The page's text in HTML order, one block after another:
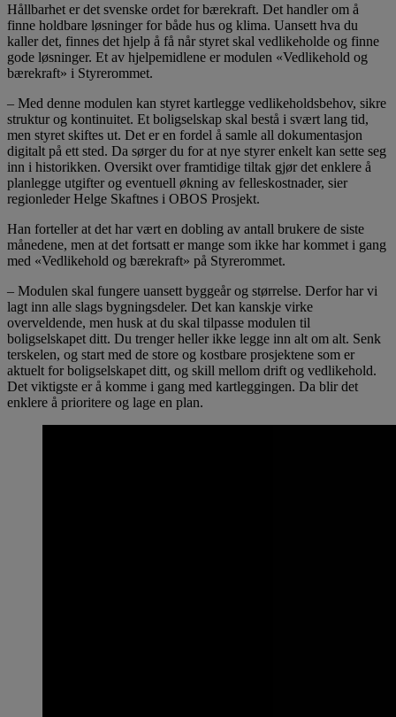
Hållbarhet er det svenske ordet for bærekraft. Det handler om å
finne holdbare løsninger for både hus og klima. Uansett hva du
kaller det, finnes det hjelp å få når styret skal vedlikeholde og finne
gode løsninger. Et av hjelpemidlene er modulen «Vedlikehold og
bærekraft» i Styrerommet.
– Med denne modulen kan styret kartlegge vedlikeholdsbehov, sikre
struktur og kontinuitet. Et boligselskap skal bestå i svært lang tid,
men styret skiftes ut. Det er en fordel å samle all dokumentasjon
digitalt på ett sted. Da sørger du for at nye styrer enkelt kan sette seg
inn i historikken. Oversikt over framtidige tiltak gjør det enklere å
planlegge utgifter og eventuell økning av felleskostnader, sier
regionleder Helge Skaftnes i OBOS Prosjekt.
Han forteller at det har vært en dobling av antall brukere de siste
månedene, men at det fortsatt er mange som ikke har kommet i gang
med «Vedlikehold og bærekraft» på Styrerommet.
– Modulen skal fungere uansett byggeår og størrelse. Derfor har vi
lagt inn alle slags bygningsdeler. Det kan kanskje virke
overveldende, men husk at du skal tilpasse modulen til
boligselskapet ditt. Du trenger heller ikke legge inn alt om alt. Senk
terskelen, og start med de store og kostbare prosjektene som er
aktuelt for boligselskapet ditt, og skill mellom drift og vedlikehold.
Det viktigste er å komme i gang med kartleggingen. Da blir det
enklere å prioritere og lage en plan.